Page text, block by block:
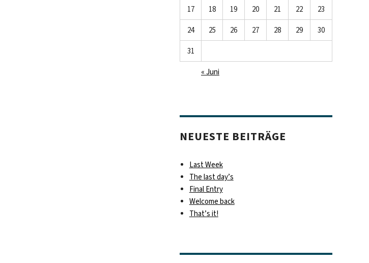
17 18 19 20 21 22 23
24 25 26 27 28 29 30
31
« Juni
NEUESTE BEITRÄGE
Last Week
The last day’s
Final Entry
Welcome back
That’s it!